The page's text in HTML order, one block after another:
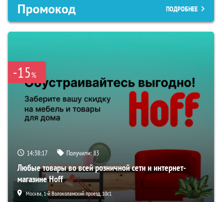
Промокод ПОДРОБНЕЕ
-15%
14:38:17 Получили:83
Любые товары во всей розничной сети и интернет-
магазине Hoff
Москва, 1-й Волоколамский проезд, 10с1